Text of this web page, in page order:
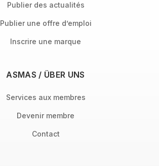
Publier des actualités
Publier une offre d’emploi
Inscrire une marque
ASMAS / ÜBER UNS
Services aux membres
Devenir membre
Contact